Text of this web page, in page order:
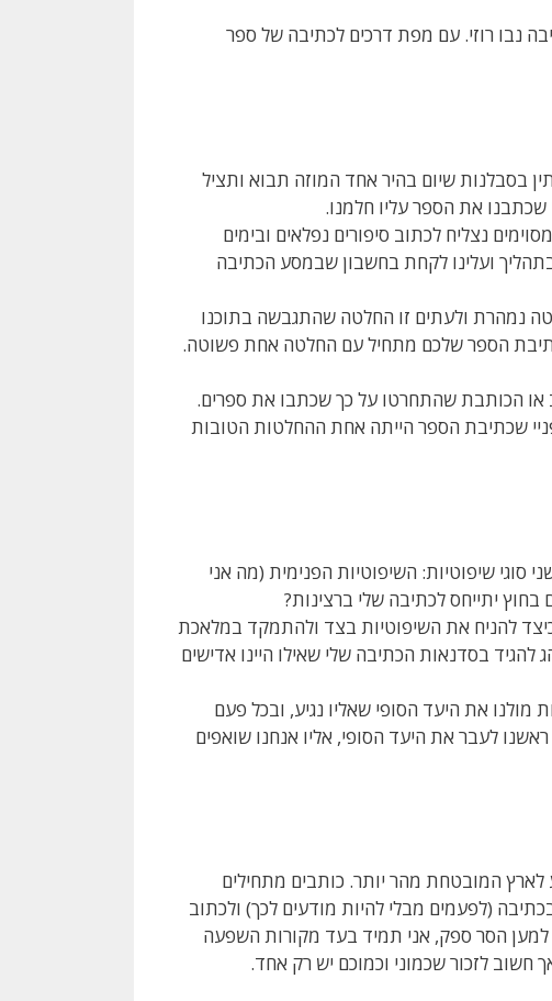
נבו רוזי. עם מפת דרכים לכתיבה של ספר
בסבלנות שיום בהיר אחד המוזה תבוא ותציל
שכתבנו את הספר עליו חלמנו.
נצליח לכתוב סיפורים נפלאים ובימים
ועלינו לקחת בחשבון שבמסע הכתיבה
נמהרת ולעתים זו החלטה שהתגבשה בתוכנו
הספר שלכם מתחיל עם החלטה אחת פשוטה.
או הכותבת שהתחרטו על כך שכתבו את ספרים.
שכתיבת הספר הייתה אחת ההחלטות הטובות
סוגי שיפוטיות: השיפוטיות הפנימית (מה אני
יתייחס לכתיבה שלי ברצינות?
להניח את השיפוטיות בצד ולהתמקד במלאכת
להגיד בסדנאות הכתיבה שלי שאילו היינו אדישים
מולנו את היעד הסופי שאליו נגיע, ובכל פעם
לעבר את היעד הסופי, אליו אנחנו שואפים
לארץ המובטחת מהר יותר. כותבים מתחילים
(לפעמים מבלי להיות מודעים לכך) ולכתוב
למען הסר ספק, אני תמיד בעד מקורות השפעה
חשוב לזכור שכמוני וכמוכם יש רק אחד.